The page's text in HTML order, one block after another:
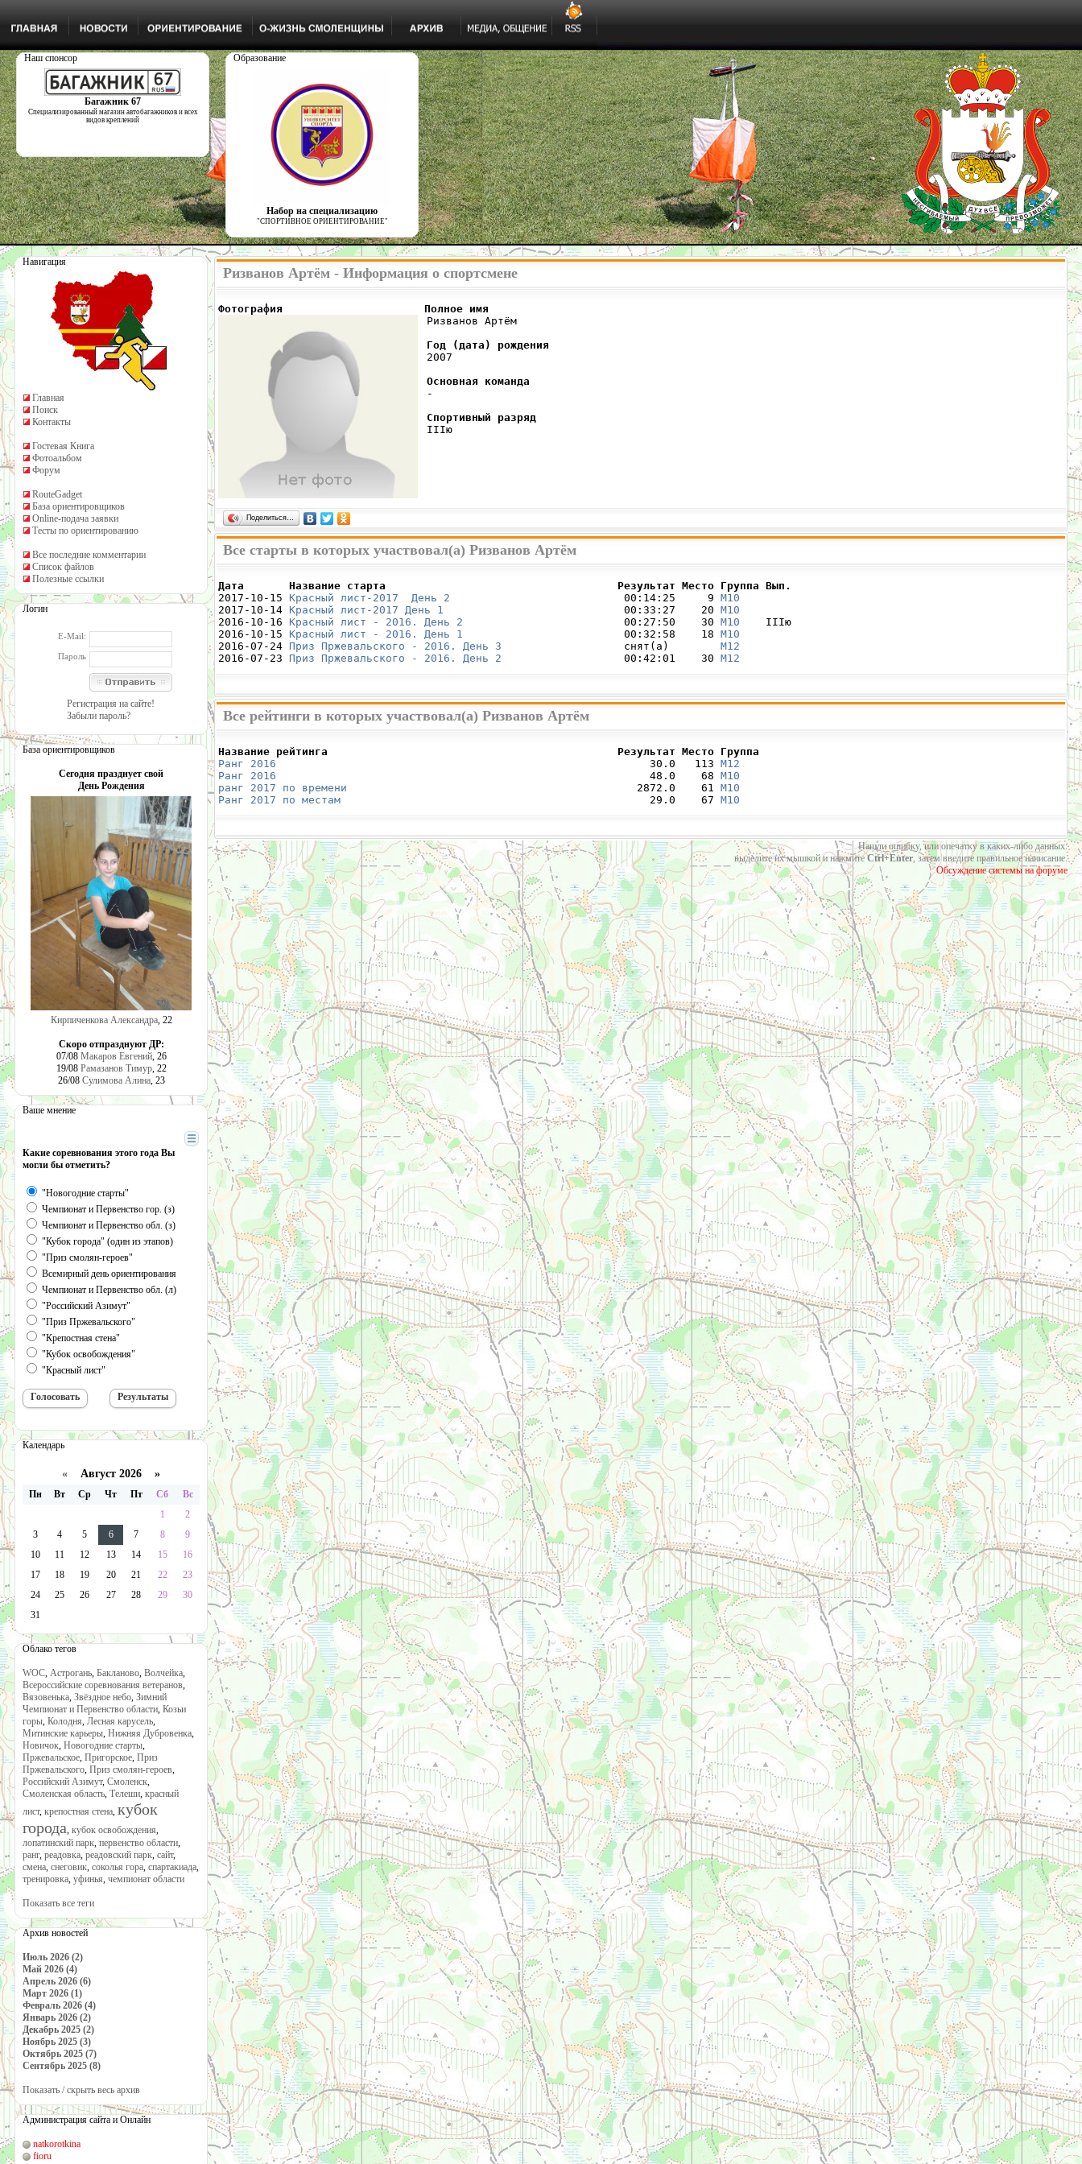
Наш спонсор
Багажник 67
Специализированный магазин автобагажников и всех
видов креплений
Образование
Набор на специализацию
"СПОРТИВНОЕ ОРИЕНТИРОВАНИЕ"
Навигация
Главная
Поиск
Контакты
Гостевая Книга
Фотоальбом
Форум
RouteGadget
База ориентировщиков
Online-подача заявки
Тесты по ориентированию
Все последние комментарии
Список файлов
Полезные ссылки
Логин
E-Mail:
Пароль
Регистрация на сайте!
Забыли пароль?
База ориентировщиков
Сегодня празднует свой
День Рождения
Кирпиченкова Александра, 22
Скоро отпразднуют ДР:
07/08 Макаров Евгений, 26
19/08 Рамазанов Тимур, 22
26/08 Сулимова Алина, 23
Ваше мнение
Какие соревнования этого года Вы
могли бы отметить?
"Новогодние старты"
Чемпионат и Первенство гор. (з)
Чемпионат и Первенство обл. (з)
"Кубок города" (один из этапов)
"Приз смолян-героев"
Всемирный день ориентирования
Чемпионат и Первенство обл. (л)
"Российский Азимут"
"Приз Пржевальского"
"Крепостная стена"
"Кубок освобождения"
"Красный лист"
Календарь
« Август 2026 »
Пн Вт Ср Чт Пт Сб
Вс
1
2
3
4 5 6 7 8
9
10
11 12 13 14 15
16
17
18 19 20 21 22
23
24
25 26 27 28 29
30
31
Облако тегов
WOC, Астрогань, Бакланово, Волчейка,
Всероссийские соревнования ветеранов,
Вязовенька, Звёздное небо, Зимний
Чемпионат и Первенство области, Козьи
горы, Колодня, Лесная карусель,
Митинские карьеры, Нижняя Дубровенка,
Новичок, Новогодние старты,
Пржевальское, Пригорское, Приз
Пржевальского, Приз смолян-героев,
Российский Азимут, Смоленск,
Смоленская область, Телеши, красный
лист, крепостная стена, кубок
города, кубок освобождения,
лопатинский парк, первенство области,
ранг, реадовка, реадовский парк, сайт,
смена, снеговик, соколья гора, спартакиада,
тренировка, уфинья, чемпионат области
Показать все теги
Архив новостей
Июль 2026 (2)
Май 2026 (4)
Апрель 2026 (6)
Март 2026 (1)
Февраль 2026 (4)
Январь 2026 (2)
Декабрь 2025 (2)
Ноябрь 2025 (3)
Октябрь 2025 (7)
Сентябрь 2025 (8)
Показать / скрыть весь архив
Администрация сайта и Онлайн
natkorotkina
fioru
Ризванов Артём - Информация о спортсмене
Фотография                      Полное имя
Ризванов Артём
Год (дата) рождения
2007
Основная команда
-
Спортивный разряд
IIIю
Поделиться…
Все старты в которых участвовал(а) Ризванов Артём
Дата       Название старта                                    Результат Место Группа Вып.
2017-10-15 Красный лист-2017  День 2
                           00:14:25     9
М10
2017-10-14 Красный лист-2017 День 1
                            00:33:27    20
М10
2016-10-16 Красный лист - 2016. День 2
                         00:27:50    30
М10
    IIIю
2016-10-15 Красный лист - 2016. День 1
                         00:32:58    18
М10
2016-07-24 Приз Пржевальского - 2016. День 3
                   снят(а)
М12
2016-07-23 Приз Пржевальского - 2016. День 2
                   00:42:01    30
М12
Все рейтинги в которых участвовал(а) Ризванов Артём
Название рейтинга                                             Результат Место Группа
Ранг 2016
                                                          30.0   113
М12
Ранг 2016
                                                          48.0    68
М10
ранг 2017 по времени
                                             2872.0    61
М10
Ранг 2017 по местам
                                                29.0    67
М10
Нашли ошибку, или опечатку в каких-либо данных:
выделите их мышкой и нажмитеCtrl+Enter, затем введите правильное написание.
Обсуждение системы на форуме